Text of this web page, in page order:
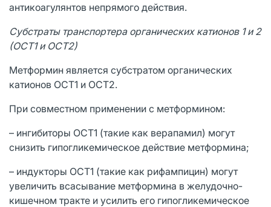
антикоагулянтов непрямого действия.
Субстраты транспортера органических катионов 1 и 2
(ОСТ1 и ОСТ2)
Метформин является субстратом органических
катионов ОСТ1 и ОСТ2.
При совместном применении с метформином:
– ингибиторы ОСТ1 (такие как верапамил) могут
снизить гипогликемическое действие метформина;
– индукторы ОСТ1 (такие как рифампицин) могут
увеличить всасывание метформина в желудочно-
кишечном тракте и усилить его гипогликемическое